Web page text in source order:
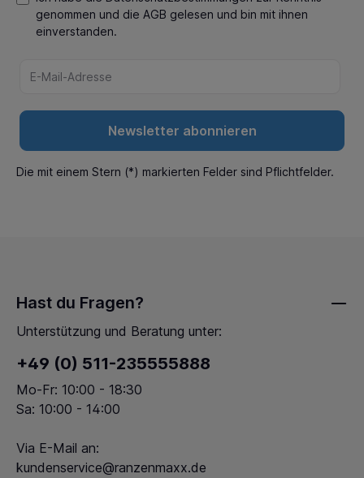
genommen und die AGB gelesen und bin mit ihnen
einverstanden.
Newsletter abonnieren
Die mit einem Stern (*) markierten Felder sind Pflichtfelder.
Hast du Fragen?
Unterstützung und Beratung unter:
+49 (0) 511-235555888
Mo-Fr: 10:00 - 18:30
Sa: 10:00 - 14:00
Via E-Mail an:
kundenservice@ranzenmaxx.de